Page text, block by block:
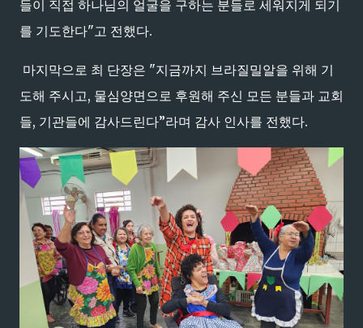
들이 직접 하나님의 얼굴을 구하는 분들로 세워지게 되기
를 기도한다"고 전했다.
마지막으로 최 단장은 "지금까지 브라질밀알을 위해 기
도해 주시고, 물심양면으로 후원해 주신 모든 분들과 교회
들, 기관들에 감사드린다”라며 감사 인사를 전했다.